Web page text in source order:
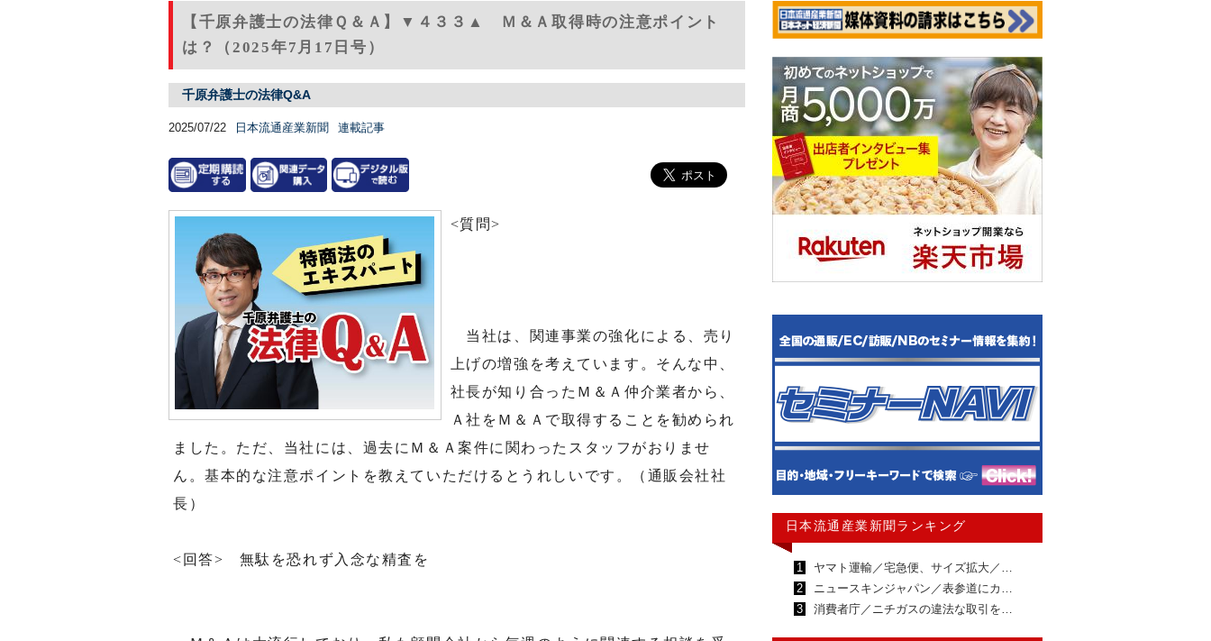
【千原弁護士の法律Ｑ＆Ａ】▼４３３▲ Ｍ＆Ａ取得時の注意ポイント
は？（2025年7月17日号）
千原弁護士の法律Q&A
2025/07/22 日本流通産業新聞 連載記事
<質問>
当社は、関連事業の強化による、売り
上げの増強を考えています。そんな中、
社長が知り合ったＭ＆Ａ仲介業者から、
Ａ社をＭ＆Ａで取得することを勧められ
ました。ただ、当社には、過去にＭ＆Ａ案件に関わったスタッフがおりませ
ん。基本的な注意ポイントを教えていただけるとうれしいです。（通販会社社
長）
<回答> 無駄を恐れず入念な精査を
日本流通産業新聞ランキング
1
ヤマト運輸／宅急便、サイズ拡大／…
2
ニュースキンジャパン／表参道にカ…
3
消費者庁／ニチガスの違法な取引を…